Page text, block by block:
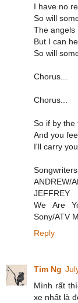
I have no
So will
The angels
But I can
So will
Chorus...
Chorus...
So if by the
And you
I'll carry
JEFFREY
We Are
Sony/ATV
Reply
Tim Ng
Mình rất
xe nhất là